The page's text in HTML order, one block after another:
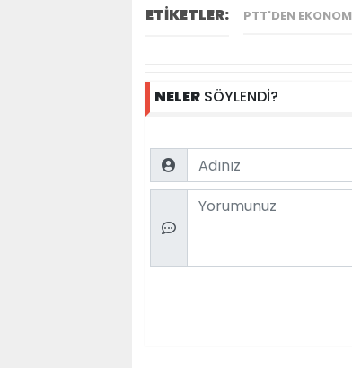
ETİKETLER: PTT'DEN
NELER SÖYLENDİ?
Name
Comment